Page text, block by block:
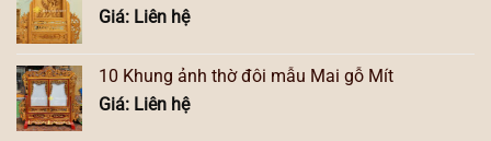
Giá: Liên hệ
10 Khung ảnh thờ đôi mẫu Mai gỗ Mít
Giá: Liên hệ